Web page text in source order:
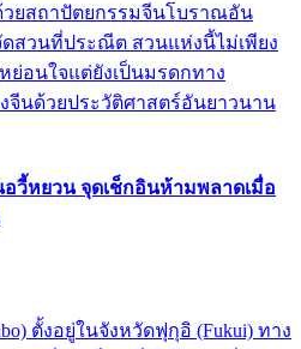
วยสถาปัตยกรรมจีนโบราณอัน
สวนที่ประณีต สวนแห่งนี้ไม่เพียง
อนใจแต่ยังเป็นมรดกทาง
นด้วยประวัติศาสตร์อันยาวนาน
อวี้หยวน จุดเช็กอินห้ามพลาดเมื่อ
ตั้งอยู่ในจังหวัดฟุกุอิ (Fukui) ทาง